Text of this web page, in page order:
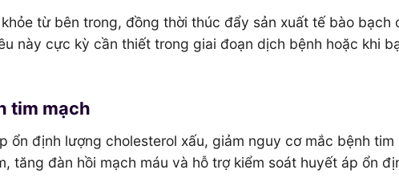
từ bên trong, đồng thời thúc đẩy sản xuất tế bào bạch
này cực kỳ cần thiết trong giai đoạn dịch bệnh hoặc khi
tim mạch
định lượng cholesterol xấu, giảm nguy cơ mắc bệnh tim
tăng đàn hồi mạch máu và hỗ trợ kiểm soát huyết áp ổn